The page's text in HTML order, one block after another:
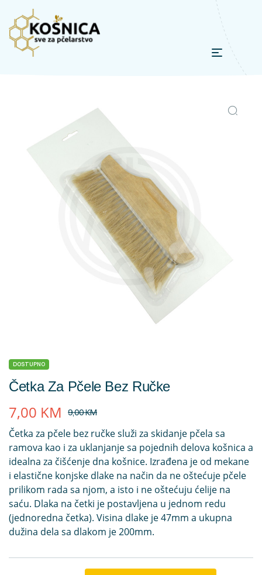
DOSTUPNO
Četka Za Pčele Bez Ručke
9,00KM
7,00 KM
Četka za pčele bez ručke služi za skidanje pčela sa
ramova kao i za uklanjanje sa pojednih delova košnica a
idealna za čišćenje dna košnice. Izrađena je od mekane
i elastične konjske dlake na način da ne oštećuje pčele
prilikom rada sa njom, a isto i ne oštećuju ćelije na
saću. Dlaka na četki je postavljena u jednom redu
(jednoredna četka). Visina dlake je 47mm a ukupna
dužina dela sa dlakom je 200mm.